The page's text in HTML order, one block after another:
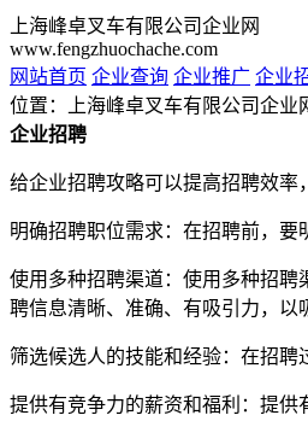
上海峰卓叉车有限公司企业网
www.fengzhuochache.com
网站首页 企业查询 企业推广 企业
位置：上海峰卓叉车有限公司企业
企业招聘
给企业招聘攻略可以提高招聘效率
明确招聘职位需求：在招聘前，要
使用多种招聘渠道：使用多种招
聘信息清晰、准确、有吸引力，以
筛选候选人的技能和经验：在招聘
提供有竞争力的薪资和福利：提供